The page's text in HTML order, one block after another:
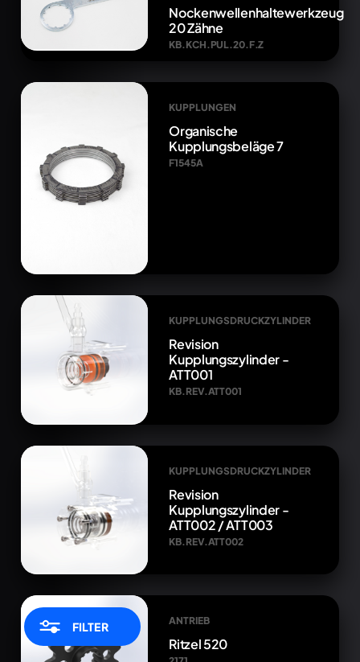
FILTER
Nockenwellenhaltewerkzeug
20 Zähne
KB.KCH.PUL.20.F.Z
KUPPLUNGEN
Organische
Kupplungsbeläge 7
F1545A
KUPPLUNGSDRUCKZYLINDER
Revision
Kupplungszylinder -
ATT001
KB.REV.ATT001
KUPPLUNGSDRUCKZYLINDER
Revision
Kupplungszylinder -
ATT002 / ATT003
KB.REV.ATT002
ANTRIEB
Ritzel 520